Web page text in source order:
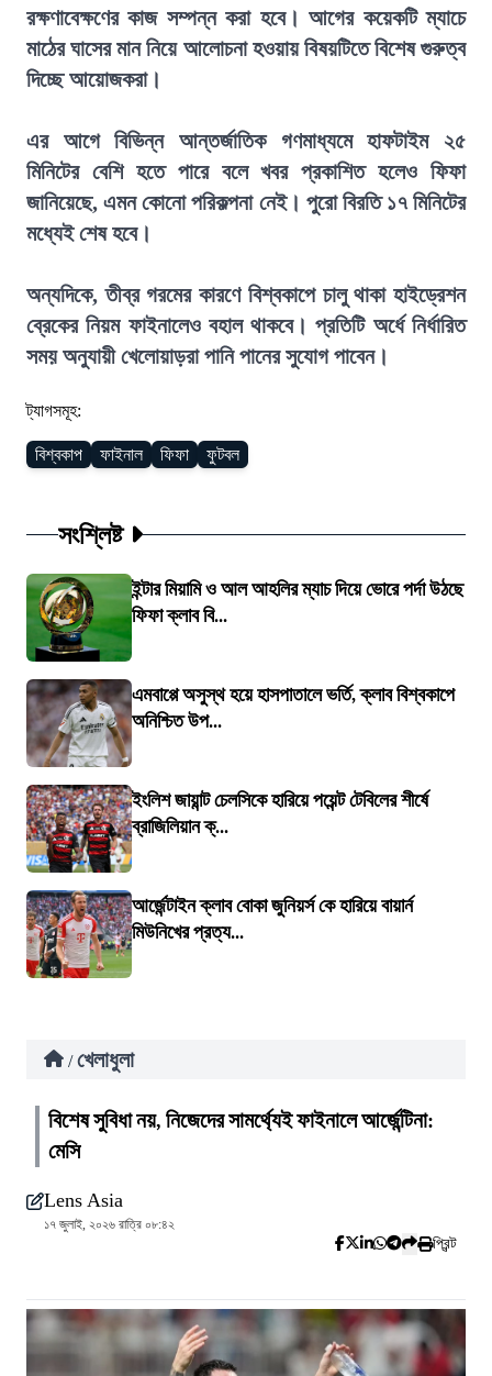
রক্ষণাবেক্ষণের কাজ সম্পন্ন করা হবে। আগের কয়েকটি ম্যাচে
মাঠের ঘাসের মান নিয়ে আলোচনা হওয়ায় বিষয়টিতে বিশেষ গুরুত্ব
দিচ্ছে আয়োজকরা।
এর আগে বিভিন্ন আন্তর্জাতিক গণমাধ্যমে হাফটাইম ২৫
মিনিটের বেশি হতে পারে বলে খবর প্রকাশিত হলেও ফিফা
জানিয়েছে, এমন কোনো পরিকল্পনা নেই। পুরো বিরতি ১৭ মিনিটের
মধ্যেই শেষ হবে।
অন্যদিকে, তীব্র গরমের কারণে বিশ্বকাপে চালু থাকা হাইড্রেশন
ব্রেকের নিয়ম ফাইনালেও বহাল থাকবে। প্রতিটি অর্ধে নির্ধারিত
সময় অনুযায়ী খেলোয়াড়রা পানি পানের সুযোগ পাবেন।
ট্যাগসমূহ:
বিশ্বকাপ ফাইনাল ফিফা ফুটবল
সংশ্লিষ্ট
ইন্টার মিয়ামি ও আল আহলির ম্যাচ দিয়ে ভোরে পর্দা উঠছে
ফিফা ক্লাব বি...
এমবাপ্পে অসুস্থ হয়ে হাসপাতালে ভর্তি, ক্লাব বিশ্বকাপে
অনিশ্চিত উপ...
ইংলিশ জায়ান্ট চেলসিকে হারিয়ে পয়েন্ট টেবিলের শীর্ষে
ব্রাজিলিয়ান ক্...
আর্জেন্টাইন ক্লাব বোকা জুনিয়র্স কে হারিয়ে বায়ার্ন
মিউনিখের প্রত্য...
/ খেলাধুলা
বিশেষ সুবিধা নয়, নিজেদের সামর্থ্যেই ফাইনালে আর্জেন্টিনা:
মেসি
Lens Asia
১৭ জুলাই, ২০২৬ রাত্রি ০৮:৪২
প্রিন্ট